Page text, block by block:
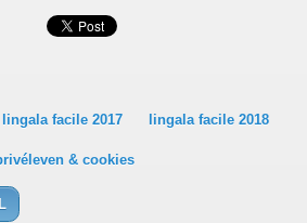
lingala facile 2017 lingala facile 2018
& cookies